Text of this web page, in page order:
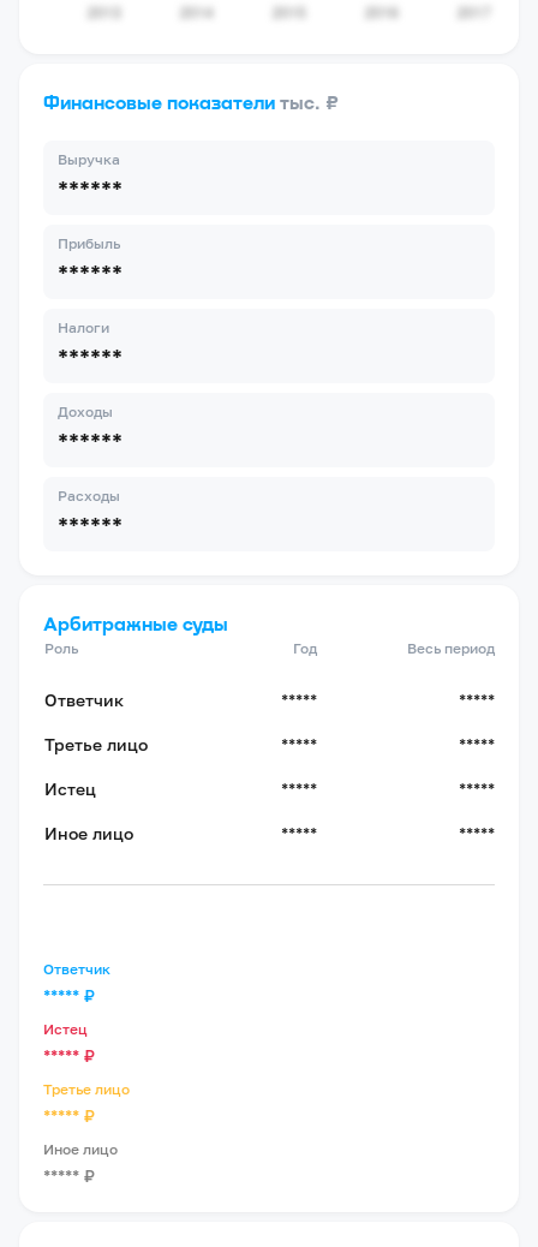
Финансовые показатели тыс. ₽
Выручка
******
Прибыль
******
Налоги
******
Доходы
******
Расходы
******
Арбитражные суды
Роль Год Весь период
Ответчик ***** *****
Третье лицо ***** *****
Истец ***** *****
Иное лицо ***** *****
Ответчик
***** ₽
Истец
***** ₽
Третье лицо
***** ₽
Иное лицо
***** ₽